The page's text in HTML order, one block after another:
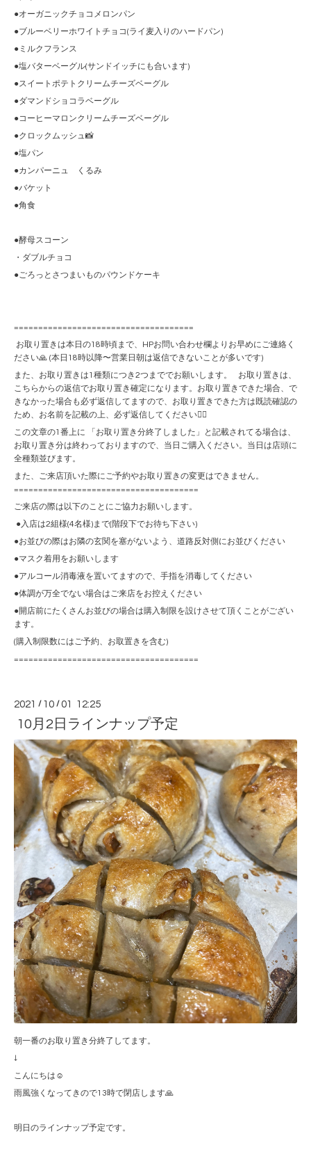
●オーガニックチョコメロンパン
●ブルーベリーホワイトチョコ(ライ麦入りのハードパン)
●ミルクフランス
●塩バターベーグル(サンドイッチにも合います)
●スイートポテトクリームチーズベーグル
●ダマンドショコラベーグル
●コーヒーマロンクリームチーズベーグル
●クロックムッシュ📸
●塩パン
●カンパーニュ くるみ
●バケット
●角食
●酵母スコーン
・ダブルチョコ
●ごろっとさつまいものパウンドケーキ
=====================================
お取り置きは本日の18時頃まで、HPお問い合わせ欄よりお早めにご連絡く
ださい🙏 (本日18時以降〜営業日朝は返信できないことが多いです)
また、お取り置きは1種類につき2つまででお願いします。 お取り置きは、
こちらからの返信でお取り置き確定になります。お取り置きできた場合、で
きなかった場合も必ず返信してますので、お取り置きできた方は既読確認の
ため、お名前を記載の上、必ず返信してください🙇‍♀️
この文章の1番上に 「お取り置き分終了しました」と記載されてる場合は、
お取り置き分は終わっておりますので、当日ご購入ください。当日は店頭に
全種類並びます。
また、ご来店頂いた際にご予約やお取り置きの変更はできません。
======================================
ご来店の際は以下のことにご協力お願いします。
●入店は2組様(4名様)まで(階段下でお待ち下さい)
●お並びの際はお隣の玄関を塞がないよう、道路反対側にお並びください
●マスク着用をお願いします
●アルコール消毒液を置いてますので、手指を消毒してください
●体調が万全でない場合はご来店をお控えください
●開店前にたくさんお並びの場合は購入制限を設けさせて頂くことがござい
ます。
(購入制限数にはご予約、お取置きを含む)
======================================
2021 / 10 /01 12:25
10月2日ラインナップ予定
朝一番のお取り置き分終了してます。
↓
こんにちは☺︎
雨風強くなってきので13時で閉店します🙏
明日のラインナップ予定です。